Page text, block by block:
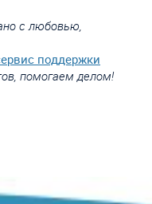
с любовью,
поддержки
помогаем делом!